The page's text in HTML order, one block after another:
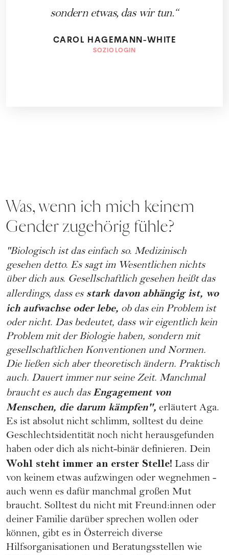
sondern etwas, das wir tun.
CAROL HAGEMANN-WHITE
SOZIOLOGIN
Was, wenn ich mich keinem
Gender zugehörig fühle?
"Biologisch ist das einfach so. Medizinisch
gesehen detto. Es sagt im Wesentlichen nichts
über dich aus. Gesellschaftlich gesehen heißt das
allerdings, dass esstark davon abhängig ist, wo
ich aufwachse oder lebe, ob das ein Problem ist
oder nicht. Das bedeutet, dass wir eigentlich kein
Problem mit der Biologie haben, sondern mit
gesellschaftlichen Konventionen und Normen.
Die ließen sich aber theoretisch ändern. Praktisch
auch. Dauert immer nur seine Zeit. Manchmal
braucht es auch dasEngagement von
Menschen, die darum kämpfen", erläutert Aga.
Es ist absolut nicht schlimm, solltest du deine
Geschlechtsidentität noch nicht herausgefunden
haben oder dich als nicht-binär definieren. Dein
Wohl steht immer an erster Stelle! Lass dir
von keinem etwas aufzwingen oder wegnehmen -
auch wenn es dafür manchmal großen Mut
braucht. Solltest du nicht mit Freund:innen oder
deiner Familie darüber sprechen wollen oder
können, gibt es in Österreich diverse
Hilfsorganisationen und Beratungsstellen wie